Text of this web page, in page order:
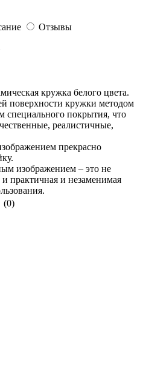
Отзывы
кружка белого цвета.
поверхности кружки методом
специального покрытия, что
реалистичные,
прекрасно
изображением – это не
практичная и незаменимая
(0)